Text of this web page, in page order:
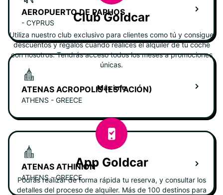
AEROPUERTO DE PAPHOS
- CYPRUS
ATENAS ACROPOLIS (ESTACIÓN)
ATHENS - GREECE
ATENAS ATHINION
ATHENS - GREECE
Club Goldcar
Utiliza nuestro club exclusivo para clientes como tú y consigue
descuentos y regalos cuando realices el alquiler de tu coche
con nosotros. Tendrás acceso todos los meses a promociones
únicas.
Más info
App Goldcar
Podrás realizar de forma rápida tu reserva, y consultar los
detalles del proceso de alquiler. Más de 100 destinos para